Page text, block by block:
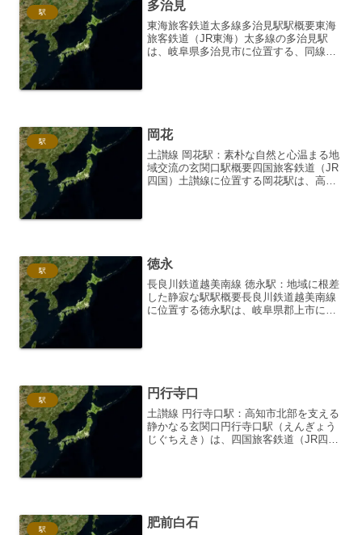
駅 多治見
東海旅客鉄道太多線多治見駅駅概要東海
旅客鉄道（JR東海）太多線の多治見駅
は、岐阜県多治見市に位置する、同線の
駅 岡花
土讃線 岡花駅：素朴な自然と心温まる地
域交流の玄関口駅概要四国旅客鉄道（JR
四国）土讃線に位置する岡花駅は、高知
駅 徳永
長良川鉄道越美南線 徳永駅：地域に根差
した静寂な駅駅概要長良川鉄道越美南線
に位置する徳永駅は、岐阜県郡上市にあ
駅 円行寺口
土讃線 円行寺口駅：高知市北部を支える
静かなる玄関口円行寺口駅（えんぎょう
じぐちえき）は、四国旅客鉄道（JR四
駅 肥前白石